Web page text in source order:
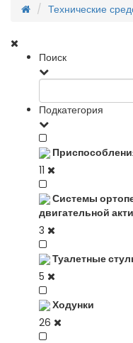
Технические
Поиск
Подкатегория
11
Системы
двигательной
3
Туалетные
5
Ходунки
26